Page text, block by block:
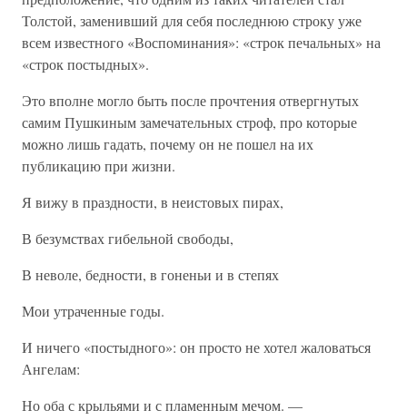
Толстой, заменивший для себя последнюю строку уже
всем известного «Воспоминания»: «строк печальных» на
«строк постыдных».
Это вполне могло быть после прочтения отвергнутых
самим Пушкиным замечательных строф, про которые
можно лишь гадать, почему он не пошел на их
публикацию при жизни.
Я вижу в праздности, в неистовых пирах,
В безумствах гибельной свободы,
В неволе, бедности, в гоненьи и в степях
Мои утраченные годы.
И ничего «постыдного»: он просто не хотел жаловаться
Ангелам:
Но оба с крыльями и с пламенным мечом. —